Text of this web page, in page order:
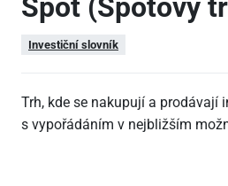
Spot (Spotový
Investiční slovník
Trh, kde se nakupují a prodávají
s vypořádáním v nejbližším